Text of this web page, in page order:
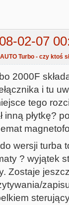
02-07
Turbo - czy ktoś
2000F
i tu
tego
inną płytkę?
wersji turba
? wyjątek
Zostaje